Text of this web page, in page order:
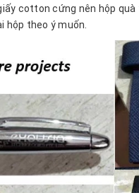
cotton cứng nên hộp
hộp theo ý muốn.